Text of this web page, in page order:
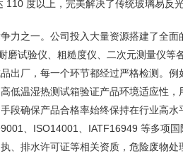
度以上，完美解决了传统玻璃易反
力之一。公司投入大量资源搭建了全面
磨试验仪、粗糙度仪、二次元测量仪等
出厂，每一个环节都经过严格检测。
低温湿热测试箱验证产品环境适应性，
段确保产品合格率始终保持在行业高水
、ISO14001、IATF16949 等多项
、排水许可证等相关资质，危险废物处